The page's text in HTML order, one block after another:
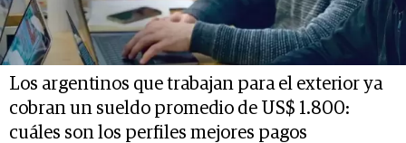
Los argentinos que trabajan para el exterior ya
cobran un sueldo promedio de US$ 1.800:
cuáles son los perfiles mejores pagos